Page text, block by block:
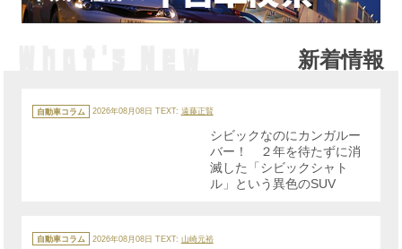
新着情報
テ
ゴ
自動車コラム 2026年08月08日 TEXT: 遠藤正賢
シビックなのにカンガルー
バー！ ２年を待たずに消
滅した「シビックシャト
ル」という異色のSUV
テ
ゴ
自動車コラム 2026年08月08日 TEXT: 山崎元裕